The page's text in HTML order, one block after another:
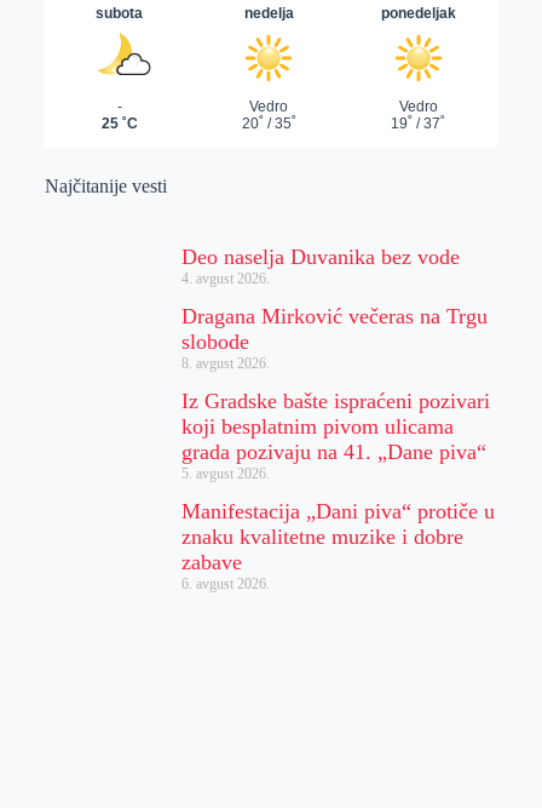
Najčitanije vesti
Deo naselja Duvanika bez vode
4. avgust 2026.
Dragana Mirković večeras na Trgu
slobode
8. avgust 2026.
Iz Gradske bašte ispraćeni pozivari
koji besplatnim pivom ulicama
grada pozivaju na 41. „Dane piva“
5. avgust 2026.
Manifestacija „Dani piva“ protiče u
znaku kvalitetne muzike i dobre
zabave
6. avgust 2026.